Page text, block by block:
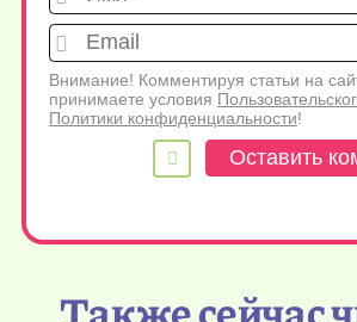
Внимание! Комментируя статьи на
принимаете условия
Политики конфиденциальности!